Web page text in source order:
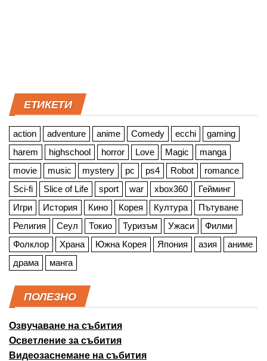
ЕТИКЕТИ
action adventure anime Comedy ecchi
gaming
harem
highschool horror Love Magic
manga
movie
music mystery pc ps4 Robot
romance
Sci-fi
Slice of Life sport war xbox360
Гейминг
Игри
История Кино Корея Култура
Пътуване
Религия
Сеул Токио Туризъм Ужаси
Филми
Фолклор
Храна Южна Корея Япония азия
аниме
драма
манга
ПОЛЕЗНО
Озвучаване на събития
Осветление за събития
Видеозаснемане на събития